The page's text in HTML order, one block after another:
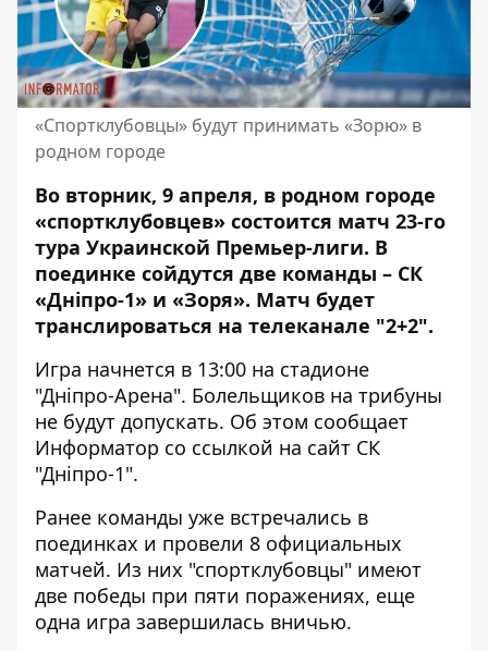
«Спортклубовцы» будут принимать «Зорю» в
родном городе
Во вторник, 9 апреля, в родном городе
«спортклубовцев» состоится матч 23-го
тура Украинской Премьер-лиги. В
поединке сойдутся две команды – СК
«Дніпро-1» и «Зоря». Матч будет
транслироваться на телеканале "2+2".
Игра начнется в 13:00 на стадионе
"Дніпро-Арена". Болельщиков на трибуны
не будут допускать. Об этом сообщает
Информатор со ссылкой на сайт СК
"Дніпро-1".
Ранее команды уже встречались в
поединках и провели 8 официальных
матчей. Из них "спортклубовцы" имеют
две победы при пяти поражениях, еще
одна игра завершилась вничью.